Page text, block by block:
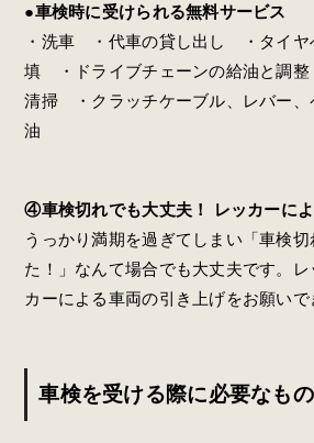
●車検時に受けられる無料サービス
・洗車 ・代車の貸し出し ・タイヤ
填 ・ドライブチェーンの給油と調
清掃 ・クラッチケーブル、レバー、
油
④車検切れでも大丈夫！ レッカーに
うっかり満期を過ぎてしまい「車検
た！」なんて場合でも大丈夫です。
カーによる車両の引き上げをお願いで
車検を受ける際に必要なも